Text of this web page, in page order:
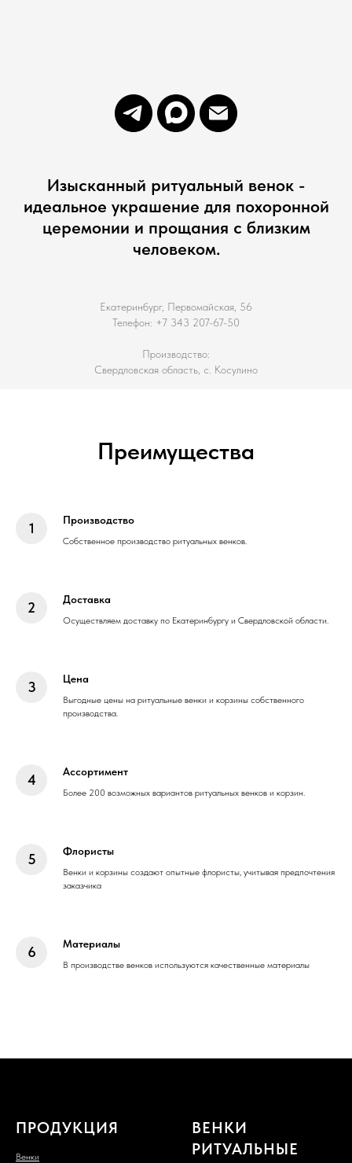
Изысканный ритуальный венок -
идеальное украшение для похоронной
церемонии и прощания с близким
человеком.
Екатеринбург, Первомайская, 56
Телефон: +7 343 207-67-50
Производство:
Свердловская область, с. Косулино
Преимущества
Производство
Собственное производство ритуальных венков.
Доставка
Осуществляем доставку по Екатеринбургу и Свердловской области.
Цена
Выгодные цены на ритуальные венки и корзины собственного
производства.
Ассортимент
Более 200 возможных вариантов ритуальных венков и корзин.
Флористы
Венки и корзины создают опытные флористы, учитывая предпочтения
заказчика
Материалы
В производстве венков используются качественные материалы
ПРОДУКЦИЯ
Венки
ВЕНКИ
РИТУАЛЬНЫЕ